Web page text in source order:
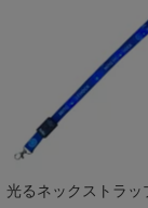
光るネックストラッ